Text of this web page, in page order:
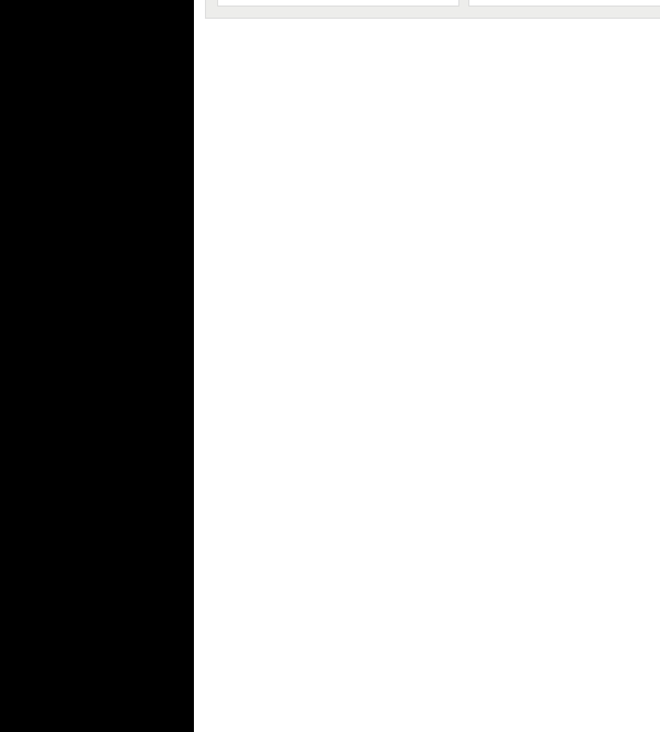
streaming: orario e diretta
San Carlo: "Il mercato?